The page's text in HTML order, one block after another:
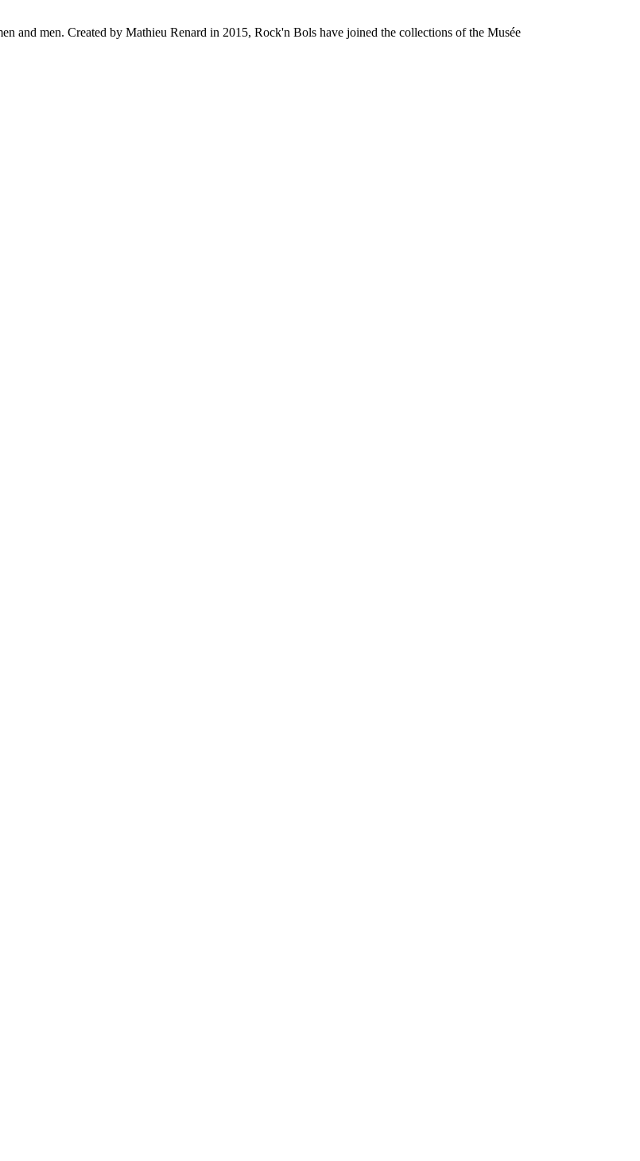
and men. Created by Mathieu Renard in 2015, Rock'n Bols have joined the collections of the Musée